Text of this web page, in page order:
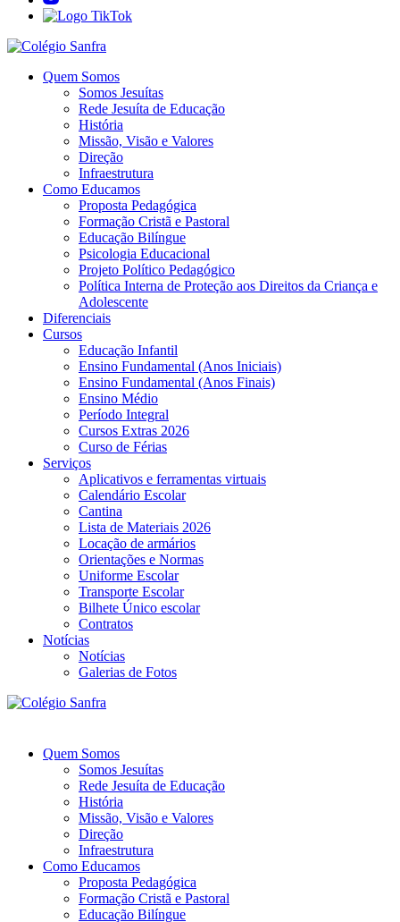
Quem Somos
Somos Jesuítas
Rede Jesuíta de Educação
História
Missão, Visão e Valores
Direção
Infraestrutura
Como Educamos
Proposta Pedagógica
Formação Cristã e Pastoral
Educação Bilíngue
Psicologia Educacional
Projeto Político Pedagógico
Política Interna de Proteção aos Direitos da Criança e
Adolescente
Diferenciais
Cursos
Educação Infantil
Ensino Fundamental (Anos Iniciais)
Ensino Fundamental (Anos Finais)
Ensino Médio
Período Integral
Cursos Extras 2026
Curso de Férias
Serviços
Aplicativos e ferramentas virtuais
Calendário Escolar
Cantina
Lista de Materiais 2026
Locação de armários
Orientações e Normas
Uniforme Escolar
Transporte Escolar
Bilhete Único escolar
Contratos
Notícias
Notícias
Galerias de Fotos
Quem Somos
Somos Jesuítas
Rede Jesuíta de Educação
História
Missão, Visão e Valores
Direção
Infraestrutura
Como Educamos
Proposta Pedagógica
Formação Cristã e Pastoral
Educação Bilíngue